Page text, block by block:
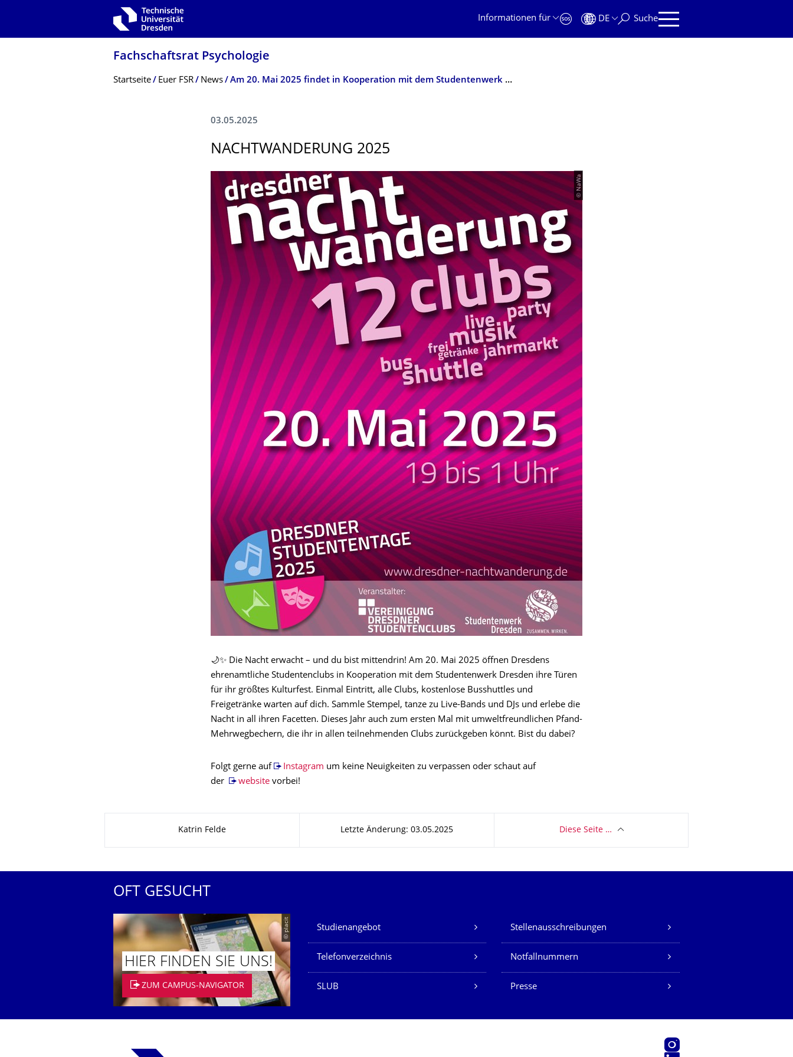
Zur Hauptnavigation springen
Informationen für
DE Suche
Fachschaftsrat Psychologie
Breadcrumb-Menü
Startseite Euer FSR News Am 20. Mai 2025 findet in Kooperation mit dem Studentenwerk Dresden ein größtes Kulturfest statt
03.05.2025
NACHTWANDERUNG 2025­
© NaWa
🌙✨ Die Nacht erwacht – und du bist mittendrin! Am 20. Mai 2025 öffnen Dresdens
ehrenamtliche Studentenclubs in Kooperation mit dem Studentenwerk Dresden ihre Türen
für ihr größtes Kulturfest. Einmal Eintritt, alle Clubs, kostenlose Busshuttles und
Freigetränke warten auf dich. Sammle Stempel, tanze zu Live-Bands und DJs und erlebe die
Nacht in all ihren Facetten. Dieses Jahr auch zum ersten Mal mit umweltfreundlichen Pfand-
Mehrwegbechern, die ihr in allen teilnehmenden Clubs zurückgeben könnt. Bist du dabei?
Folgt gerne auf Instagram um keine Neuigkeiten zu verpassen oder schaut auf
der
websitevorbei!
Katrin Felde Letzte Änderung: 03.05.2025 Diese Seite …
OFT GESUCHT
© placit
HIER FINDEN SIE UNS!
ZUM CAMPUS-NAVIGATOR
Unsere Dienste
Studienangebot Stellenausschreibungen
Telefonverzeichnis Notfallnummern
SLUB Presse
Instagram